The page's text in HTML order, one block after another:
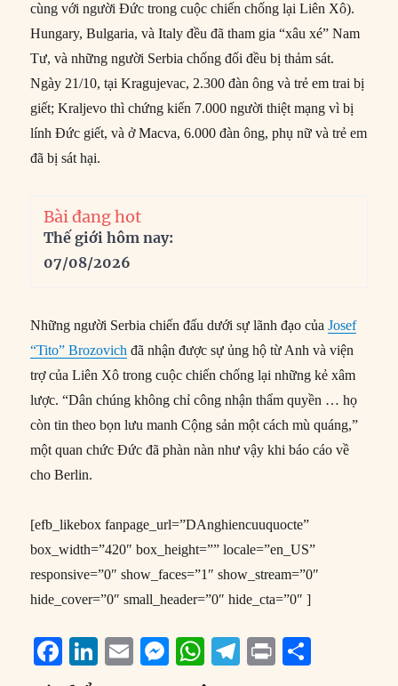
cùng với người Đức trong cuộc chiến chống lại Liên Xô).
Hungary, Bulgaria, và Italy đều đã tham gia “xâu xé” Nam
Tư, và những người Serbia chống đối đều bị thảm sát.
Ngày 21/10, tại Kragujevac, 2.300 đàn ông và trẻ em trai bị
giết; Kraljevo thì chứng kiến 7.000 người thiệt mạng vì bị
lính Đức giết, và ở Macva, 6.000 đàn ông, phụ nữ và trẻ em
đã bị sát hại.
Bài đang hot
Thế giới hôm nay:
07/08/2026
Những người Serbia chiến đấu dưới sự lãnh đạo củaJosef
“Tito” Brozovich đã nhận được sự ủng hộ từ Anh và viện
trợ của Liên Xô trong cuộc chiến chống lại những kẻ xâm
lược. “Dân chúng không chỉ công nhận thẩm quyền … họ
còn tin theo bọn lưu manh Cộng sản một cách mù quáng,”
một quan chức Đức đã phàn nàn như vậy khi báo cáo về
cho Berlin.
[efb_likebox fanpage_url=”DAnghiencuuquocte”
box_width=”420″ box_height=”” locale=”en_US”
responsive=”0″ show_faces=”1″ show_stream=”0″
hide_cover=”0″ small_header=”0″ hide_cta=”0″ ]
F
Li E
M W T
P